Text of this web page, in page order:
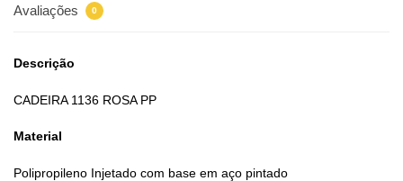
Avaliações 0
Descrição
CADEIRA 1136 ROSA PP
Material
Polipropileno Injetado com base em aço pintado